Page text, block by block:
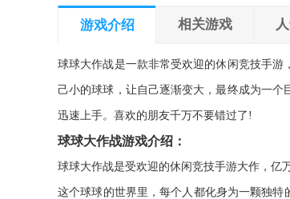
游戏介绍 相关游戏
球球大作战是一款非常受欢迎的休闲竞技手
己小的球球，让自己逐渐变大，最终成为一
迅速上手。喜欢的朋友千万不要错过了!
球球大作战游戏介绍：
球球大作战是受欢迎的休闲竞技手游大作，亿
这个球球的世界里，每个人都化身为一颗独